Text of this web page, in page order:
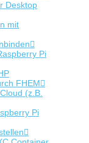
Desktop
mit
Pi
FHEM
(z.B.
Pi